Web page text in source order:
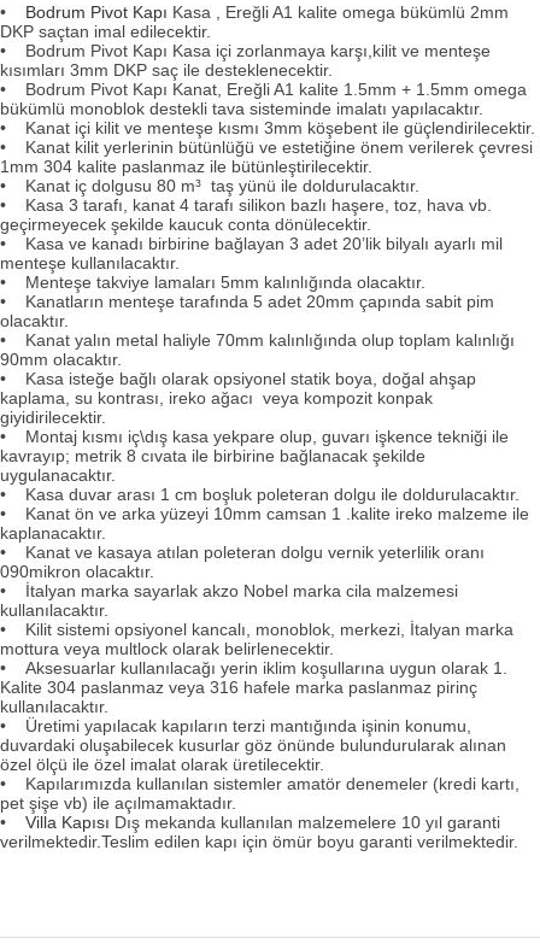
• Bodrum Pivot Kapı Kasa , Ereğli A1 kalite omega bükümlü 2mm
DKP saçtan imal edilecektir.
• Bodrum Pivot Kapı Kasa içi zorlanmaya karşı,kilit ve menteşe
kısımları 3mm DKP saç ile desteklenecektir.
• Bodrum Pivot Kapı Kanat, Ereğli A1 kalite 1.5mm + 1.5mm omega
bükümlü monoblok destekli tava sisteminde imalatı yapılacaktır.
• Kanat içi kilit ve menteşe kısmı 3mm köşebent ile güçlendirilecektir.
• Kanat kilit yerlerinin bütünlüğü ve estetiğine önem verilerek çevresi
1mm 304 kalite paslanmaz ile bütünleştirilecektir.
• Kanat iç dolgusu 80 m³ taş yünü ile doldurulacaktır.
• Kasa 3 tarafı, kanat 4 tarafı silikon bazlı haşere, toz, hava vb.
geçirmeyecek şekilde kaucuk conta dönülecektir.
• Kasa ve kanadı birbirine bağlayan 3 adet 20’lik bilyalı ayarlı mil
menteşe kullanılacaktır.
• Menteşe takviye lamaları 5mm kalınlığında olacaktır.
• Kanatların menteşe tarafında 5 adet 20mm çapında sabit pim
olacaktır.
• Kanat yalın metal haliyle 70mm kalınlığında olup toplam kalınlığı
90mm olacaktır.
• Kasa isteğe bağlı olarak opsiyonel statik boya, doğal ahşap
kaplama, su kontrası, ireko ağacı veya kompozit konpak
giyidirilecektir.
• Montaj kısmı iç\dış kasa yekpare olup, guvarı işkence tekniği ile
kavrayıp; metrik 8 cıvata ile birbirine bağlanacak şekilde
uygulanacaktır.
• Kasa duvar arası 1 cm boşluk poleteran dolgu ile doldurulacaktır.
• Kanat ön ve arka yüzeyi 10mm camsan 1 .kalite ireko malzeme ile
kaplanacaktır.
• Kanat ve kasaya atılan poleteran dolgu vernik yeterlilik oranı
090mikron olacaktır.
• İtalyan marka sayarlak akzo Nobel marka cila malzemesi
kullanılacaktır.
• Kilit sistemi opsiyonel kancalı, monoblok, merkezi, İtalyan marka
mottura veya multlock olarak belirlenecektir.
• Aksesuarlar kullanılacağı yerin iklim koşullarına uygun olarak 1.
Kalite 304 paslanmaz veya 316 hafele marka paslanmaz pirinç
kullanılacaktır.
• Üretimi yapılacak kapıların terzi mantığında işinin konumu,
duvardaki oluşabilecek kusurlar göz önünde bulundurularak alınan
özel ölçü ile özel imalat olarak üretilecektir.
• Kapılarımızda kullanılan sistemler amatör denemeler (kredi kartı,
pet şişe vb) ile açılmamaktadır.
• Villa Kapısı Dış mekanda kullanılan malzemelere 10 yıl garanti
verilmektedir.Teslim edilen kapı için ömür boyu garanti verilmektedir.